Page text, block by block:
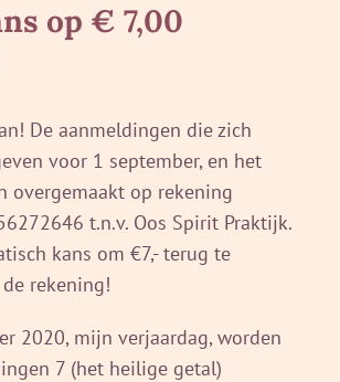
op € 7,00
De aanmeldingen die zich
voor 1 september, en het
overgemaakt op rekening
t.n.v. Oos Spirit Praktijk.
kans om €7,- terug te
rekening!
2020, mijn verjaardag, worden
7 (het heilige getal)